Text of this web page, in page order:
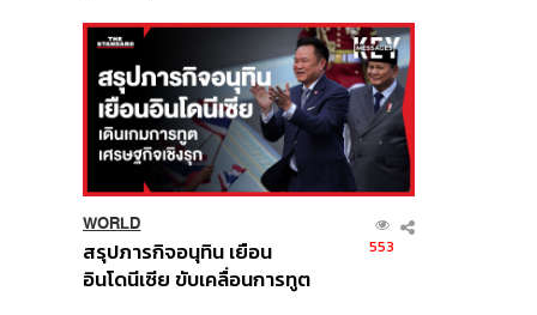
WORLD
สรุปภารกิจอนุทิน เยือน
อินโดนีเซีย ขับเคลื่อนการทูต
553